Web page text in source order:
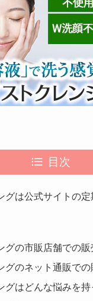
目次
グは公式サイトの定
グの市販店舗での
グのネット通販で
グはどんな悩みを